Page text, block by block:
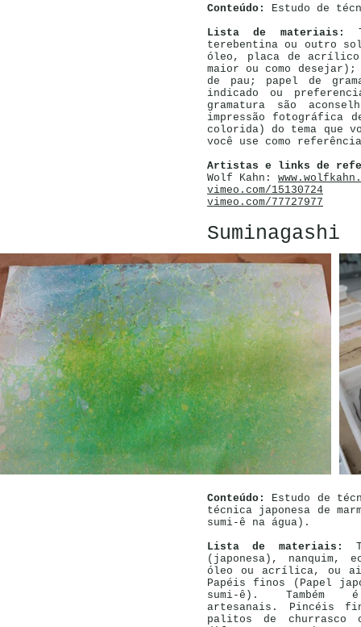
Conteúdo:
Estudo de
Lista de materiais:
terebentina ou outro
óleo, placa de acrílico
maior ou como
de pau; papel de
indicado ou
gramatura são
impressão fotográfica
colorida) do tema que
você use como
Artistas e links de
Wolf Kahn:
vimeo.com/15130724
vimeo.com/77727977
Suminagashi
Conteúdo: Estudo de
técnica japonesa de
sumi-ê na água).
Lista de materiais:
(japonesa), nanquim,
óleo ou acrílica, ou
Papéis finos (Papel
sumi-ê).
artesanais. Pincéis
palitos de churrasco